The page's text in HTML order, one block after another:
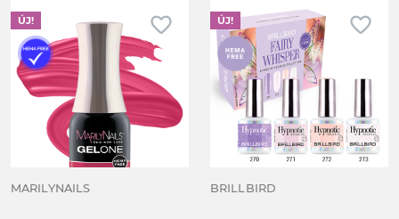
favorite_border
ÚJ!
MARILYNAILS
favorite_border
ÚJ!
BRILLBIRD